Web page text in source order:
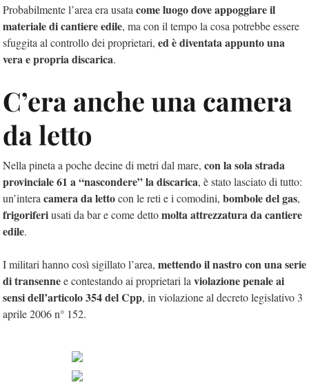
Probabilmente l’area era usata come luogo dove appoggiare il
materiale di cantiere edile, ma con il tempo la cosa potrebbe essere
sfuggita al controllo dei proprietari, ed è diventata appunto una
vera e propria discarica.
C’era anche una camera
da letto
Nella pineta a poche decine di metri dal mare, con la sola strada
provinciale 61 a “nascondere” la discarica, è stato lasciato di tutto:
un’intera camera da lettocon le reti e i comodini, bombole del gas,
frigoriferiusati da bar e come dettomolta attrezzatura da cantiere
edile.
I militari hanno così sigillato l’area, mettendo il nastro con una serie
di transennee contestando ai proprietari la violazione penale ai
sensi dell’articolo 354 del Cpp, in violazione al decreto legislativo 3
aprile 2006 n° 152.